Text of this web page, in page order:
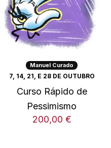
Manuel Curado
7, 14, 21, E 28 DE OUTUBRO
Curso Rápido de
Pessimismo
200,00 €